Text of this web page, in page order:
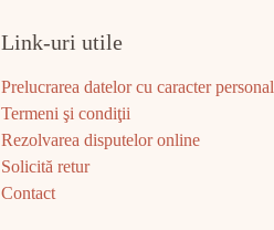
Link-uri utile
Prelucrarea datelor cu caracter personal
Termeni şi condiţii
Rezolvarea disputelor online
Solicită retur
Contact